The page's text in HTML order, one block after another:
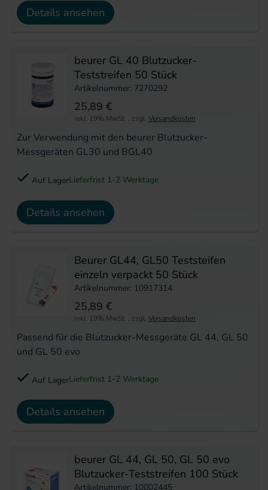
Details ansehen
beurer GL 40 Blutzucker-
Teststreifen 50 Stück
Artikelnummer: 7270292
Zur Verwendung mit den beurer Blutzucker-
Messgeräten GL30 und BGL40
25,89 €
inkl. 19% MwSt. , zzgl. Versandkosten
Auf LagerLieferfrist 1-2 Werktage
Details ansehen
Beurer GL44, GL50 Teststeifen
einzeln verpackt 50 Stück
Artikelnummer: 10917314
Passend für die Blutzucker-Messgeräte GL 44, GL 50
und GL 50 evo
25,89 €
inkl. 19% MwSt. , zzgl. Versandkosten
Auf LagerLieferfrist 1-2 Werktage
Details ansehen
beurer GL 44, GL 50, GL 50 evo
Blutzucker-Teststreifen 100 Stück
Artikelnummer: 10002445